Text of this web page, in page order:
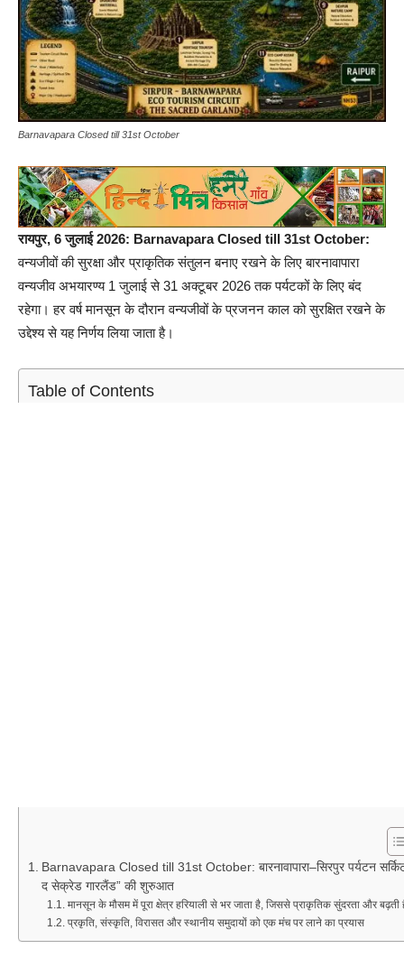
Barnavapara Closed till 31st October
रायपुर, 6 जुलाई 2026: Barnavapara Closed till 31st October:
वन्यजीवों की सुरक्षा और प्राकृतिक संतुलन बनाए रखने के लिए बारनावापारा
वन्यजीव अभयारण्य 1 जुलाई से 31 अक्टूबर 2026 तक पर्यटकों के लिए बंद
रहेगा। हर वर्ष मानसून के दौरान वन्यजीवों के प्रजनन काल को सुरक्षित रखने के
उद्देश्य से यह निर्णय लिया जाता है।
Table of Contents
Barnavapara Closed till 31st October: बारनावापारा–सिरपुर पर्यटन
द सेक्रेड गारलैंड” की शुरुआत
मानसून के मौसम में पूरा क्षेत्र हरियाली से भर जाता है, जिससे प्राकृतिक सुंदरता और बढ़ती
प्रकृति, संस्कृति, विरासत और स्थानीय समुदायों को एक मंच पर लाने का प्रयास